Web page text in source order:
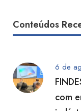
Conteúdos
6 de
com